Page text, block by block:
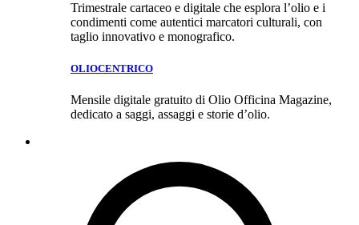
Trimestrale cartaceo e digitale che esplora l’olio e i
condimenti come autentici marcatori culturali, con
taglio innovativo e monografico.
OLIOCENTRICO
Mensile digitale gratuito di Olio Officina Magazine,
dedicato a saggi, assaggi e storie d’olio.